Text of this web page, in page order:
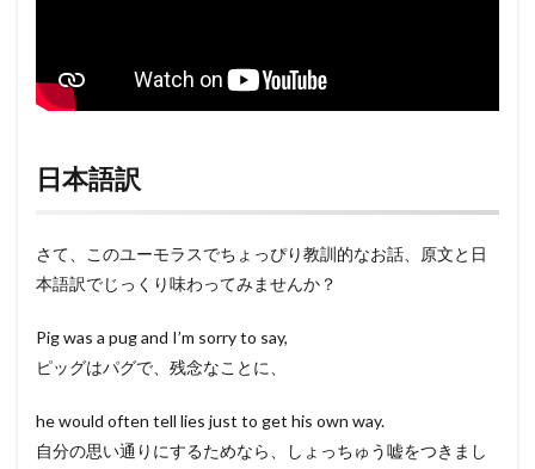
日本語訳
さて、このユーモラスでちょっぴり教訓的なお話、原文と日
本語訳でじっくり味わってみませんか？
Pig was a pug and I’m sorry to say,
ピッグはパグで、残念なことに、
he would often tell lies just to get his own way.
自分の思い通りにするためなら、しょっちゅう嘘をつきまし